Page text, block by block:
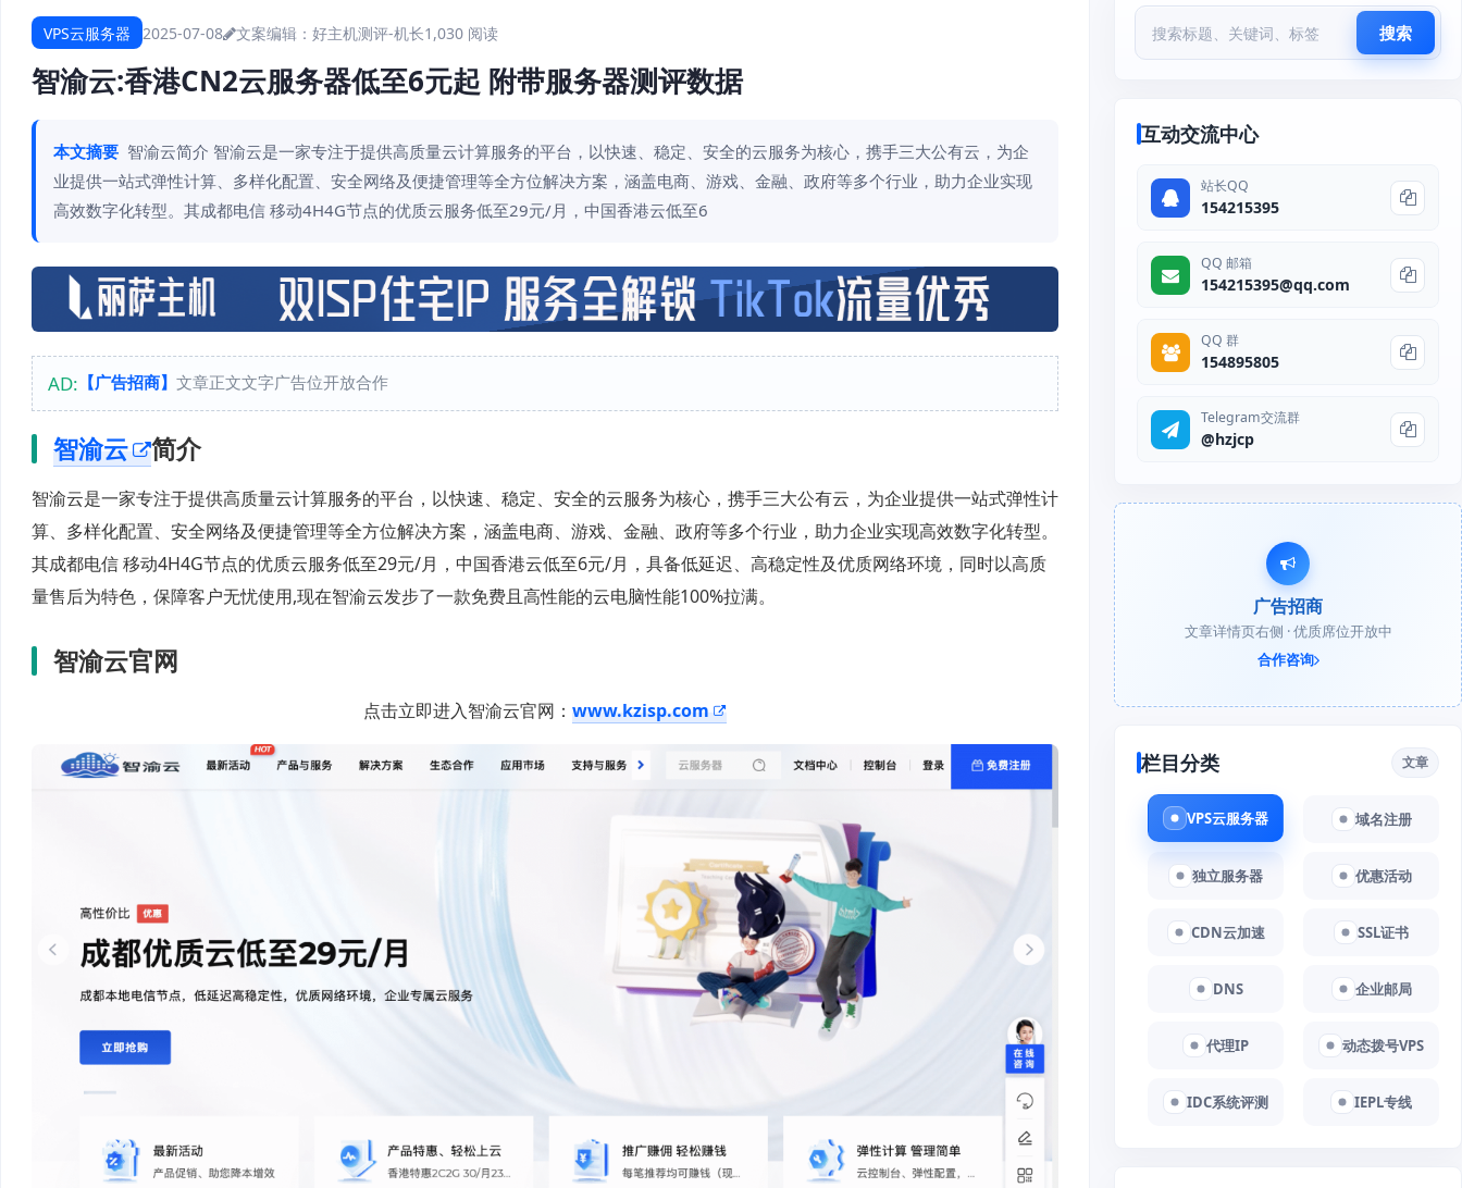
VPS云服务器 2025-07-08 文案编辑：好主机测评-机长1,030 阅读
智渝云:香港CN2云服务器低至6元起 附带服务器测评数据
本文摘要 智渝云简介 智渝云是一家专注于提供高质量云计算服务的平台，以快速、稳定、安全的云服务为核心，携手三大公有云，为企
业提供一站式弹性计算、多样化配置、安全网络及便捷管理等全方位解决方案，涵盖电商、游戏、金融、政府等多个行业，助力企业实现
高效数字化转型。其成都电信 移动4H4G节点的优质云服务低至29元/月，中国香港云低至6
AD: 【广告招商】 文章正文文字广告位开放合作
智渝云 简介
智渝云是一家专注于提供高质量云计算服务的平台，以快速、稳定、安全的云服务为核心，携手三大公有云，为企业提供一站式弹性计
算、多样化配置、安全网络及便捷管理等全方位解决方案，涵盖电商、游戏、金融、政府等多个行业，助力企业实现高效数字化转型。
其成都电信 移动4H4G节点的优质云服务低至29元/月，中国香港云低至6元/月，具备低延迟、高稳定性及优质网络环境，同时以高质
量售后为特色，保障客户无忧使用,现在智渝云发步了一款免费且高性能的云电脑性能100%拉满。
智渝云官网
点击立即进入智渝云官网： www.kzisp.com
搜索
互动交流中心
站长QQ
154215395
QQ 邮箱
154215395@qq.com
QQ 群
154895805
Telegram交流群
@hzjcp
广告招商
文章详情页右侧 · 优质席位开放中
合作咨询
栏目分类 文章
VPS云服务器 域名注册
独立服务器 优惠活动
CDN云加速 SSL证书
DNS 企业邮局
代理IP 动态拨号VPS
IDC系统评测 IEPL专线